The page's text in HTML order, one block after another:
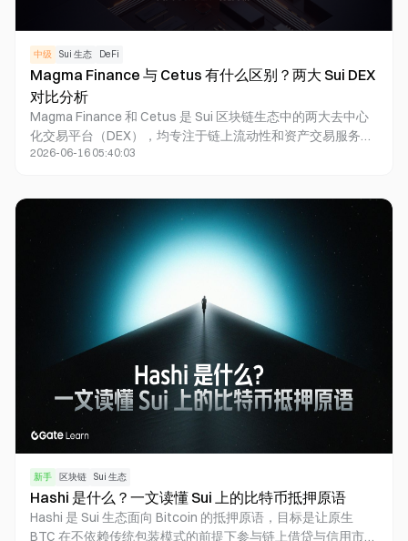
中级 Sui 生态 DeFi
Magma Finance 与 Cetus 有什么区别？两大 Sui DEX
对比分析
Magma Finance 和 Cetus 是 Sui 区块链生态中的两大去中心
化交易平台（DEX），均专注于链上流动性和资产交易服务。
Cetus 以集中流动性做市商（CLMM）闻名，是 Sui DeFi 的基
AI 驱动的自动化流动性管理降低用户参与门槛。
2026-06-16 05:40:03
新手 区块链 Sui 生态
Hashi 是什么？一文读懂 Sui 上的比特币抵押原语
Hashi 是 Sui 生态面向 Bitcoin 的抵押原语，目标是让原生
BTC 在不依赖传统包装模式的前提下参与链上借贷与信用市